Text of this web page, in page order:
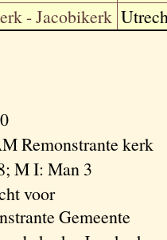
- Jacobikerk
Remonstrante kerk
M I: Man 3
voor
Gemeente